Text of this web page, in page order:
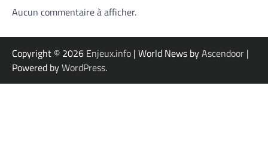
Aucun commentaire à afficher.
Copyright © 2026 Enjeux.info | World News byAscendoor |
Powered byWordPress.